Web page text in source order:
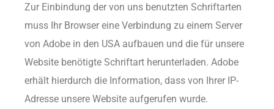
Zur Einbindung der von uns benutzten Schriftarten
muss Ihr Browser eine Verbindung zu einem Server
von Adobe in den USA aufbauen und die für unsere
Website benötigte Schriftart herunterladen. Adobe
erhält hierdurch die Information, dass von Ihrer IP-
Adresse unsere Website aufgerufen wurde.